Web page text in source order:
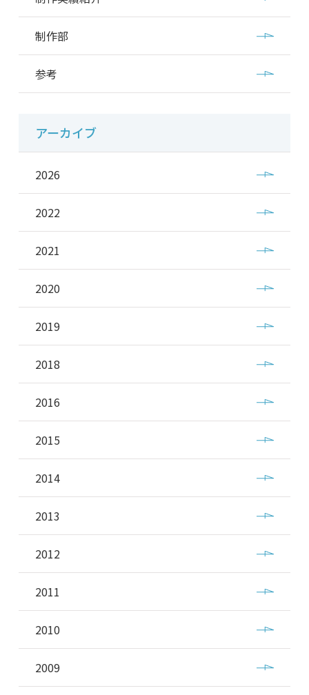
制作部
参考
アーカイブ
2026
2022
2021
2020
2019
2018
2016
2015
2014
2013
2012
2011
2010
2009